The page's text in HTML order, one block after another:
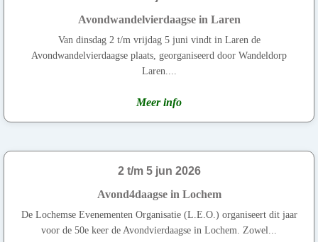
Avondwandelvierdaagse in Laren
Van dinsdag 2 t/m vrijdag 5 juni vindt in Laren de
Avondwandelvierdaagse plaats, georganiseerd door Wandeldorp
Laren....
Meer info
2 t/m 5 jun 2026
Avond4daagse in Lochem
De Lochemse Evenementen Organisatie (L.E.O.) organiseert dit jaar
voor de 50e keer de Avondvierdaagse in Lochem. Zowel...